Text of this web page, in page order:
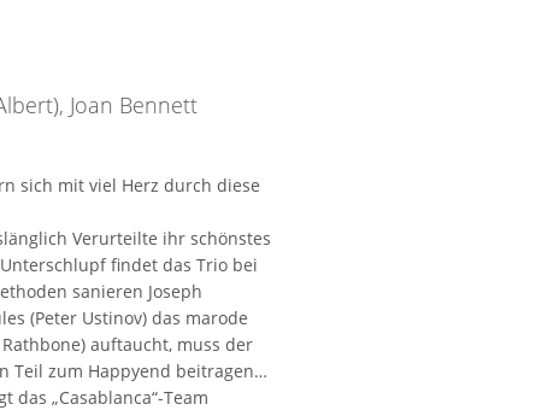
Joan Bennett
sich mit viel Herz durch diese
Verurteilte ihr schönstes
findet das Trio bei
sanieren Joseph
(Peter Ustinov) das marode
auftaucht, muss der
Teil zum Happyend beitragen…
„Casablanca“-Team